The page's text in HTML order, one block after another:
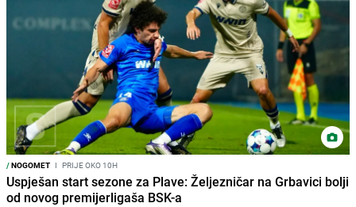
/NOGOMET I PRIJE OKO 10H
Uspješan start sezone za Plave: Željezničar na Grbavici bolji
od novog premijerligaša BSK-a